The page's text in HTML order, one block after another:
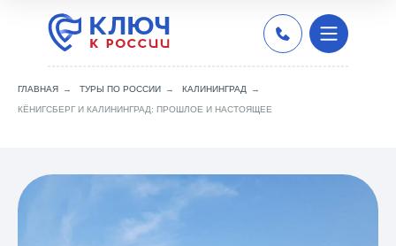
ГЛАВНАЯ → ТУРЫ ПО РОССИИ → КАЛИНИНГРАД →
КЁНИГСБЕРГ И КАЛИНИНГРАД: ПРОШЛОЕ И НАСТОЯЩЕЕ